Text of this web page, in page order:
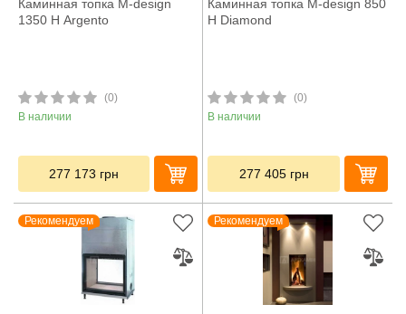
Каминная топка M-design
1350 H Argento
(0)
В наличии
277 173 грн
Каминная топка M-design 850
H Diamond
(0)
В наличии
277 405 грн
Рекомендуем Рекомендуем